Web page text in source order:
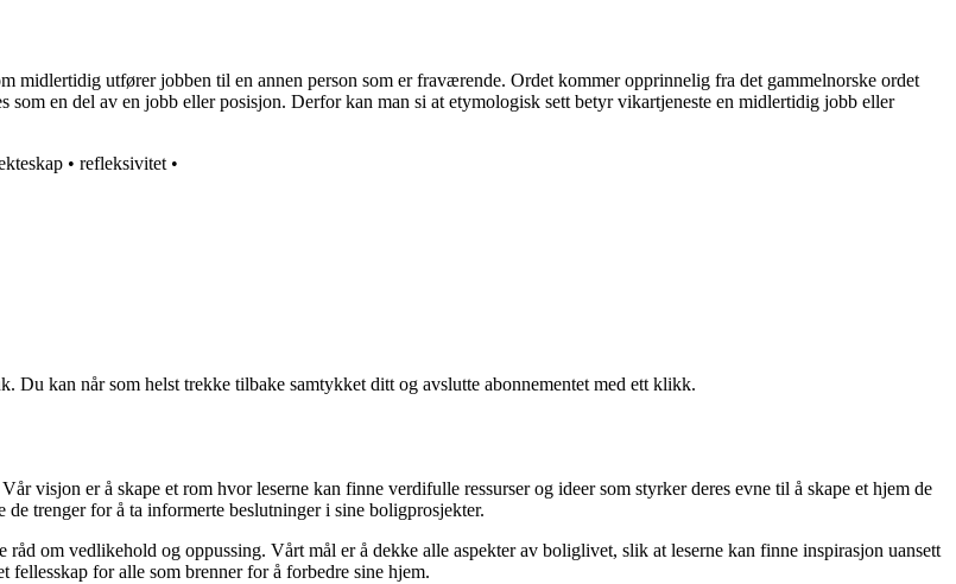
midlertidig utfører jobben til en annen person som er fraværende. Ordet kommer opprinnelig fra det gammelnorske ordet
en del av en jobb eller posisjon. Derfor kan man si at etymologisk sett betyr vikartjeneste en midlertidig jobb eller
• refleksivitet •
Du kan når som helst trekke tilbake samtykket ditt og avslutte abonnementet med ett klikk.
visjon er å skape et rom hvor leserne kan finne verdifulle ressurser og ideer som styrker deres evne til å skape et hjem de
trenger for å ta informerte beslutninger i sine boligprosjekter.
om vedlikehold og oppussing. Vårt mål er å dekke alle aspekter av boliglivet, slik at leserne kan finne inspirasjon uansett
for alle som brenner for å forbedre sine hjem.